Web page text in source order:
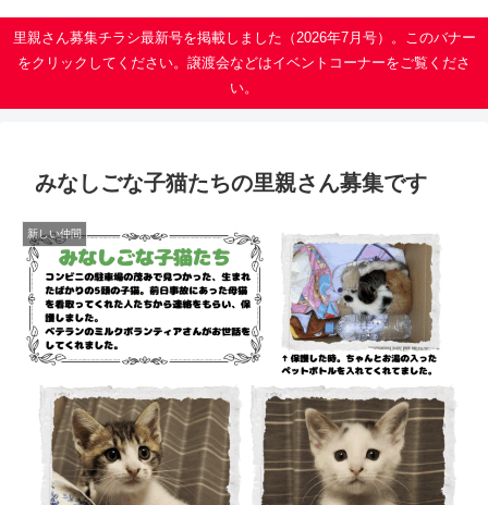
里親さん募集チラシ最新号を掲載しました（2026年7月号）。このバナー
をクリックしてください。譲渡会などはイベントコーナーをご覧くださ
い。
みなしごな子猫たちの里親さん募集です
新しい仲間